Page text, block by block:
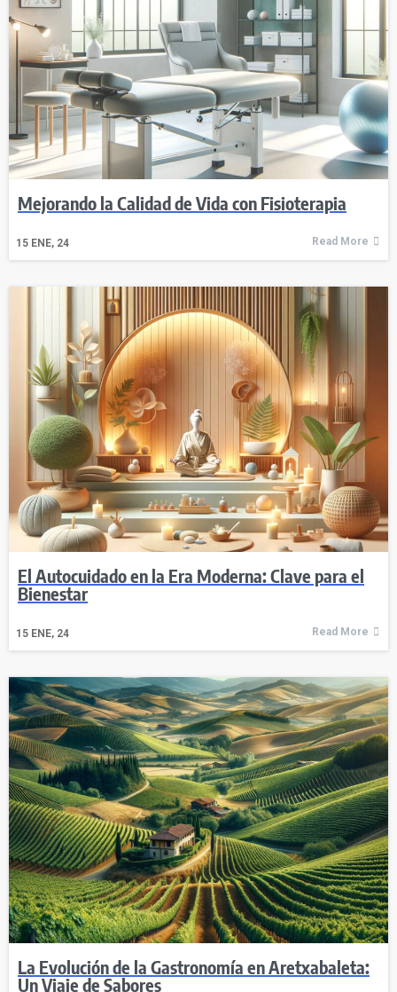
Mejorando la Calidad de Vida con Fisioterapia
15 ENE, 24 Read More
El Autocuidado en la Era Moderna: Clave para el
Bienestar
15 ENE, 24 Read More
La Evolución de la Gastronomía en Aretxabaleta:
Un Viaje de Sabores